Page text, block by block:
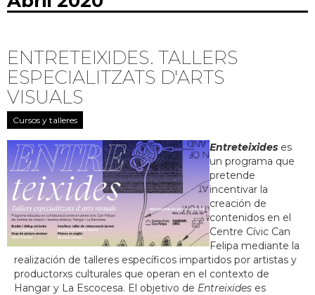
ENTRETEIXIDES. TALLERS
ESPECIALITZATS D'ARTS
VISUALS
Cursos y talleres
Entreteixides es
un programa que
pretende
incentivar la
creación de
contenidos en el
Centre Cívic Can
Felipa mediante la
realización de talleres específicos impartidos por artistas y
productorxs culturales que operan en el contexto de
Hangar y La Escocesa. El objetivo de Entreixides es